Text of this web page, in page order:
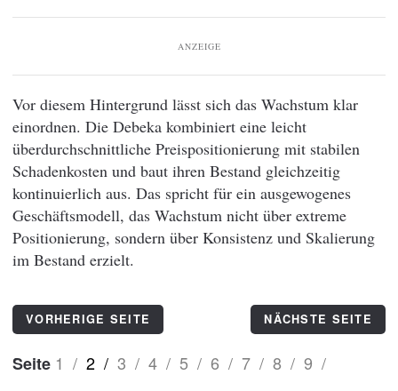
ANZEIGE
Vor diesem Hintergrund lässt sich das Wachstum klar
einordnen. Die Debeka kombiniert eine leicht
überdurchschnittliche Preispositionierung mit stabilen
Schadenkosten und baut ihren Bestand gleichzeitig
kontinuierlich aus. Das spricht für ein ausgewogenes
Geschäftsmodell, das Wachstum nicht über extreme
Positionierung, sondern über Konsistenz und Skalierung
im Bestand erzielt.
Von
S
ve
VORHERIGE SEITE NÄCHSTE SEITE
Seite 1 / 2 / 3 / 4 / 5 / 6 / 7 / 8 / 9 /